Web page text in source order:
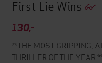
First Lie Wins
130,-
**THE MOST GRIPPING,
THRILLER OF THE YEAR